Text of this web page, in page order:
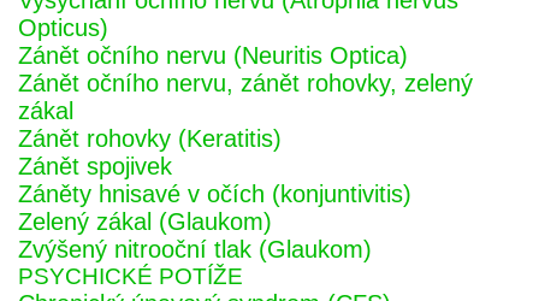
Opticus)
Zánět očního nervu (Neuritis Optica)
Zánět očního nervu, zánět rohovky, zelený
zákal
Zánět rohovky (Keratitis)
Zánět spojivek
Záněty hnisavé v očích (konjuntivitis)
Zelený zákal (Glaukom)
Zvýšený nitrooční tlak (Glaukom)
PSYCHICKÉ POTÍŽE